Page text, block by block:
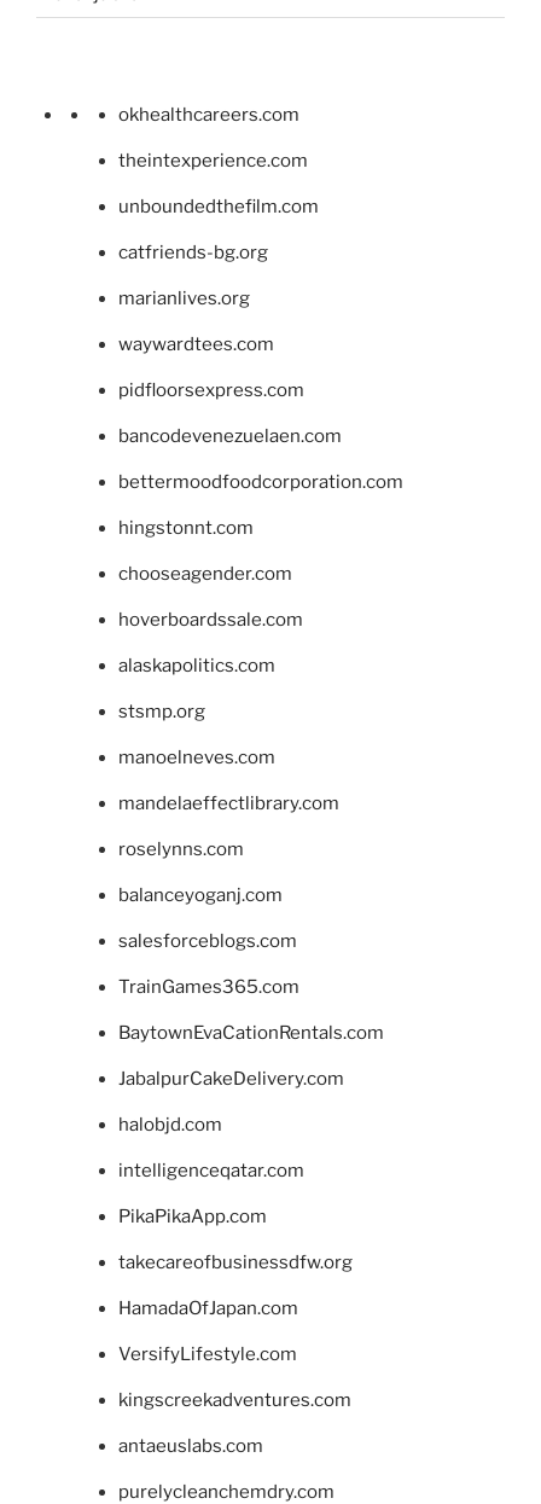
okhealthcareers.com
theintexperience.com
unboundedthefilm.com
catfriends-bg.org
marianlives.org
waywardtees.com
pidfloorsexpress.com
bancodevenezuelaen.com
bettermoodfoodcorporation.com
hingstonnt.com
chooseagender.com
hoverboardssale.com
alaskapolitics.com
stsmp.org
manoelneves.com
mandelaeffectlibrary.com
roselynns.com
balanceyoganj.com
salesforceblogs.com
TrainGames365.com
BaytownEvaCationRentals.com
JabalpurCakeDelivery.com
halobjd.com
intelligenceqatar.com
PikaPikaApp.com
takecareofbusinessdfw.org
HamadaOfJapan.com
VersifyLifestyle.com
kingscreekadventures.com
antaeuslabs.com
purelycleanchemdry.com